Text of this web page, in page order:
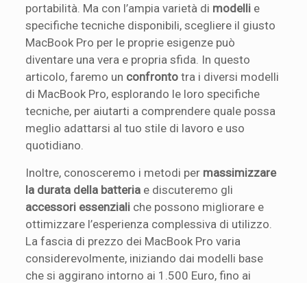
portabilità. Ma con l’ampia varietà di modelli e
specifiche tecniche disponibili, scegliere il giusto
MacBook Pro per le proprie esigenze può
diventare una vera e propria sfida. In questo
articolo, faremo un confronto tra i diversi modelli
di MacBook Pro, esplorando le loro specifiche
tecniche, per aiutarti a comprendere quale possa
meglio adattarsi al tuo stile di lavoro e uso
quotidiano.
Inoltre, conosceremo i metodi per massimizzare
la durata della batteria e discuteremo gli
accessori essenziali che possono migliorare e
ottimizzare l’esperienza complessiva di utilizzo.
La fascia di prezzo dei MacBook Pro varia
considerevolmente, iniziando dai modelli base
che si aggirano intorno ai 1.500 Euro, fino ai